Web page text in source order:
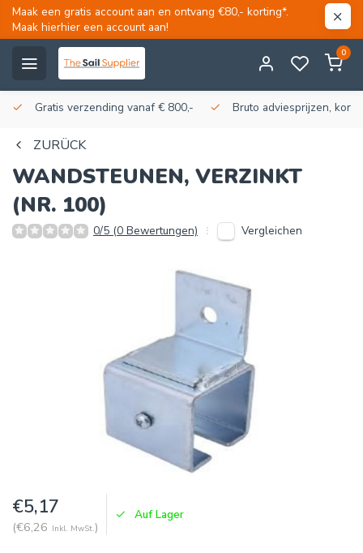
Maak een gratis account aan en ontvang €80,- korting*.
Maak hierhier een account aan!
0
Gratis verzending vanaf € 800,- Bruto adviesprijzen,
ZURÜCK
WANDSTEUNEN, VERZINKT
(NR. 100)
0/5 (0 Bewertungen) Vergleichen
€5,17
(€6,26 Inkl. MwSt.)
Auf Lager